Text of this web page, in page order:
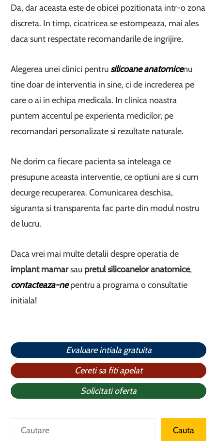
Da, dar aceasta este de obicei pozitionata intr-o zona
discreta. In timp, cicatricea se estompeaza, mai ales
daca sunt respectate recomandarile de ingrijire.
Alegerea unei clinici pentrusilicoane anatomicenu
tine doar de interventia in sine, ci de increderea pe
care o ai in echipa medicala. In clinica noastra
puntem accentul pe experienta medicilor, pe
recomandari personalizate si rezultate naturale.
Ne dorim ca fiecare pacienta sa inteleaga ce
presupune aceasta interventie, ce optiuni are si cum
decurge recuperarea. Comunicarea deschisa,
siguranta si transparenta fac parte din modul nostru
de lucru.
Daca vrei mai multe detalii despre operatia de
implant mamarsau pretul silicoanelor anatomice,
contacteaza-nepentru a programa o consultatie
initiala!
Evaluare intiala gratuita
Cereti sa fiti apelat
Solicitati oferta
Caută Cauta